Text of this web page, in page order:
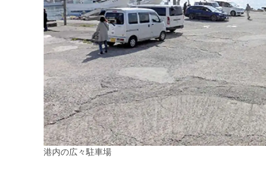
港内の広々駐車場